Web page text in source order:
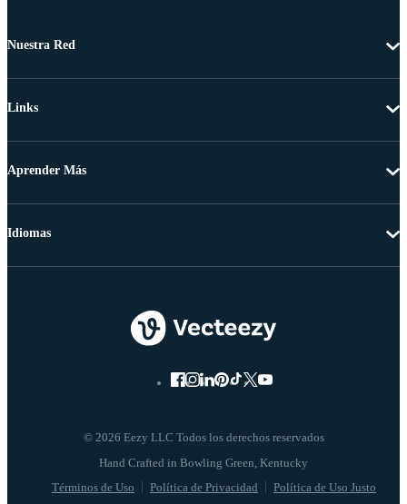
Nuestra Red
Links
Aprender Más
© 2026 Eezy LLC Todos los derechos reservados
Términos de Uso Política de Privacidad Política de Uso Justo
Idiomas